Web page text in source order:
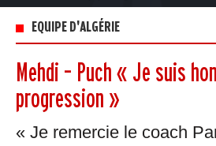
EQUIPE D'ALGÉRIE
Mehdi – Puch « Je suis
progression »
« Je remercie le coach